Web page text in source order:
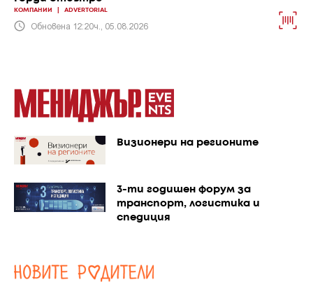
КОМПАНИИ ADVERTORIAL
Обновена 12:20ч., 05.08.2026
Визионери на регионите
3-ти годишен форум за
транспорт, логистика и
спедиция